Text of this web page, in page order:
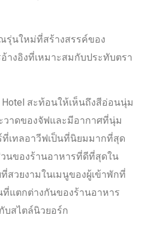
นใหม่ที่สร้างสรรค์ของ
อ้างอิงที่เหมาะสมกับประทับตรา
สะท้อนให้เห็นถึงสีอ่อนนุ่ม
วาดของจัฟและมีอากาศที่นุ่ม
ที่เทลอาวีฟเป็นที่นิยมมากที่สุด
นของร้านอาหารที่ดีที่สุดใน
สวยงามในเมนูของผู้เข้าพักที่
แตกต่างกันของร้านอาหาร
บสไตล์นิวยอร์ก